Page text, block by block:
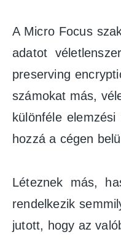
A Micro Focus
adatot
preserving
számokat más,
különféle
hozzá a cégen
Léteznek más,
rendelkezik
jutott, hogy az